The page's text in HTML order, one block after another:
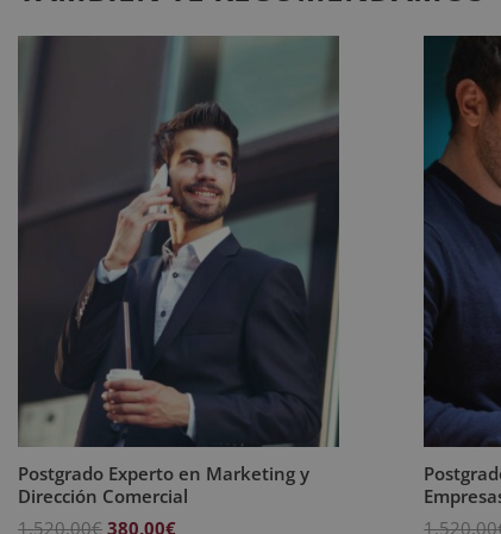
Postgrado Experto en Marketing y
Dirección Comercial
1.520,00€ El
380,00€
1.520,00